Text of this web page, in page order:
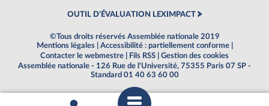
OUTIL D'ÉVALUATION LEXIMPACT
©Tous droits réservés Assemblée nationale 2019
Mentions légales
Accessibilité : partiellement conforme
Contacter le webmestre
Fils RSS
Gestion des cookies
Assemblée nationale - 126 Rue de l'Université, 75355 Paris 07 SP -
Standard 01 40 63 60 00